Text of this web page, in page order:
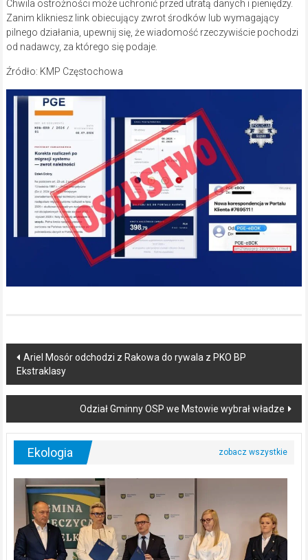
Chwila ostrożności może uchronić przed utratą danych i pieniędzy.
Zanim klikniesz link obiecujący zwrot środków lub wymagający
pilnego działania, upewnij się, że wiadomość rzeczywiście pochodzi
od nadawcy, za którego się podaje.
Źródło: KMP Częstochowa
Post
navigation
Ariel Mosór odchodzi z Rakowa do rywala z PKO BP
Ekstraklasy
Odział Gminny OSP we Mstowie wybrał władze
Ekologia